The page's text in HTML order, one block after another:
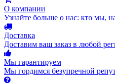
О компании
Узнайте больше о нас: кто мы,
Доставка
Доставим ваш заказ в любой
Мы гарантируем
Мы гордимся безупречной